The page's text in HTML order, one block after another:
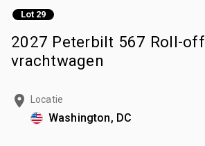
Lot 29
2027 Peterbilt 567 Roll-off
vrachtwagen
Locatie
Washington, DC